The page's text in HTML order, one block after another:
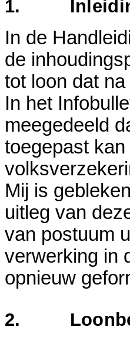
1.
In de
de
tot loon dat
In het
meegedeeld
toegepast
Mij is
uitleg van
van postuum
verwerking in
opnieuw
2.